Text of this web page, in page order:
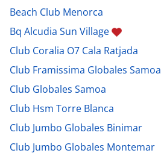
Beach Club Menorca
Bq Alcudia Sun Village
Club Coralia O7 Cala Ratjada
Club Framissima Globales Samoa
Club Globales Samoa
Club Hsm Torre Blanca
Club Jumbo Globales Binimar
Club Jumbo Globales Montemar